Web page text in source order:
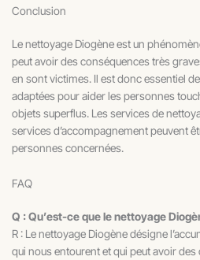
Conclusion
Le nettoyage Diogène est un
peut avoir des conséquences très
en sont victimes. Il est donc essentiel
adaptées pour aider les personnes
objets superflus. Les services de
services d’accompagnement peuvent
personnes concernées.
FAQ
Q : Qu’est-ce que le nettoyage
R : Le nettoyage Diogène désigne
qui nous entourent et qui peut avoir